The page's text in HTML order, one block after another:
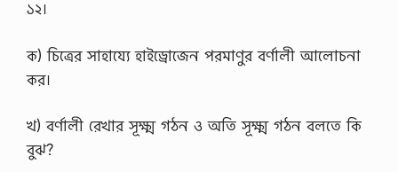
১২।
ক) চিত্রের সাহায্যে হাইড্রোজেন পরমাণুর বর্ণালী আলোচনা
কর।
খ) বর্ণালী রেখার সূক্ষ্ম গঠন ও অতি সূক্ষ্ম গঠন বলতে কি
বুঝ?